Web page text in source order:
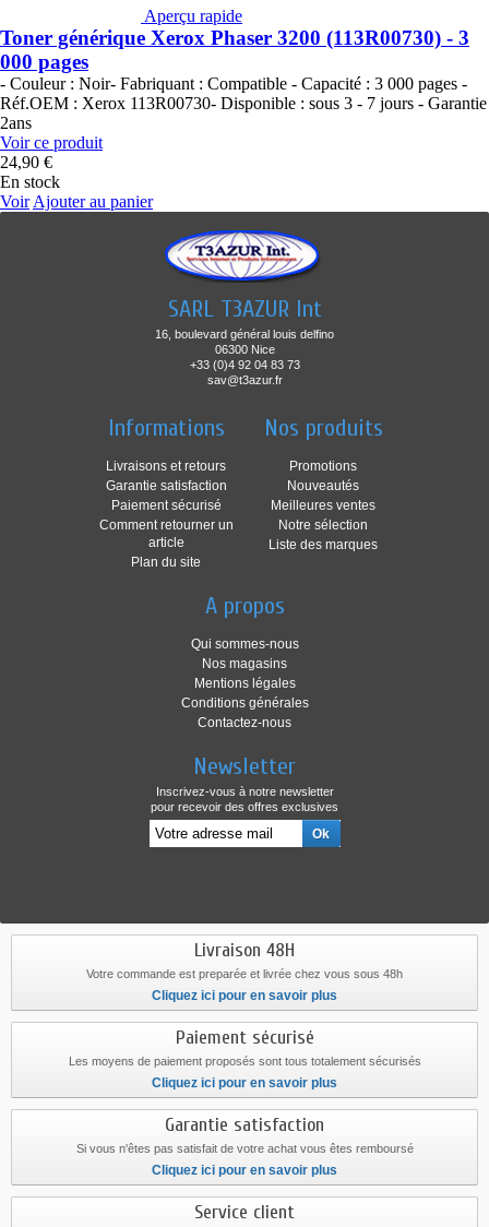
Aperçu rapide
Toner générique Xerox Phaser 3200 (113R00730) - 3
000 pages
- Couleur : Noir- Fabriquant : Compatible - Capacité : 3 000 pages -
Réf.OEM : Xerox 113R00730- Disponible : sous 3 - 7 jours - Garantie
2ans
Voir ce produit
24,90 €
En stock
Voir Ajouter au panier
SARL T3AZUR Int
16, boulevard général louis delfino
06300 Nice
+33 (0)4 92 04 83 73
sav@t3azur.fr
Informations
Livraisons et retours
Garantie satisfaction
Paiement sécurisé
Comment retourner un
article
Plan du site
Nos produits
Promotions
Nouveautés
Meilleures ventes
Notre sélection
Liste des marques
A propos
Qui sommes-nous
Nos magasins
Mentions légales
Conditions générales
Contactez-nous
Newsletter
Inscrivez-vous à notre newsletter
pour recevoir des offres exclusives
Livraison 48H
Votre commande est preparée et livrée chez vous sous 48h
Cliquez ici pour en savoir plus
Paiement sécurisé
Les moyens de paiement proposés sont tous totalement sécurisés
Cliquez ici pour en savoir plus
Garantie satisfaction
Si vous n'êtes pas satisfait de votre achat vous êtes remboursé
Cliquez ici pour en savoir plus
Service client